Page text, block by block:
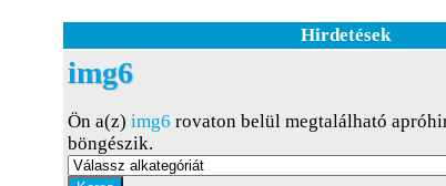
Hirdetések
img6
Ön a(z) img6 rovaton belül megtalálható
böngészik.